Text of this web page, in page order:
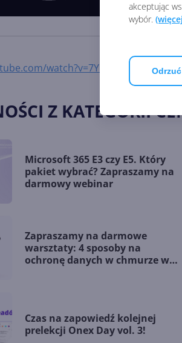
akceptując
wybór.
watch?v=7YrSbB7tz9k
Z KATEGORII
Microsoft 365 E3 czy E5. Który
pakiet wybrać? Zapraszamy na
darmowy webinar
Zapraszamy na darmowe
warsztaty: 4 sposoby na
ochronę danych w chmurze w
Czas na zapowiedź kolejnej
prelekcji Onex Day vol. 3!